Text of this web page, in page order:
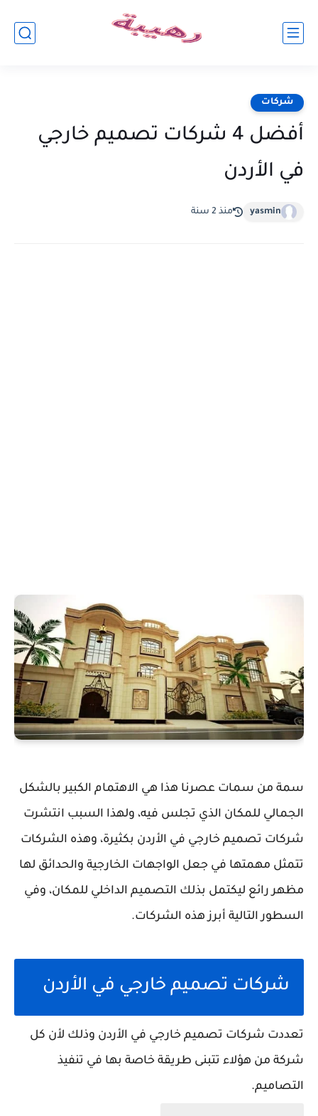
شركات
أفضل 4 شركات تصميم خارجي
في الأردن
yasmin منذ 2 سنة
سمة من سمات عصرنا هذا هي الاهتمام الكبير بالشكل
الجمالي للمكان الذي تجلس فيه، ولهذا السبب انتشرت
شركات تصميم خارجي في الأردن بكثيرة، وهذه الشركات
تتمثل مهمتها في جعل الواجهات الخارجية والحدائق لها
مظهر رائع ليكتمل بذلك التصميم الداخلي للمكان، وفي
السطور التالية أبرز هذه الشركات.
شركات تصميم خارجي في الأردن
تعددت شركات تصميم خارجي في الأردن وذلك لأن كل
شركة من هؤلاء تتبنى طريقة خاصة بها في تنفيذ
التصاميم.